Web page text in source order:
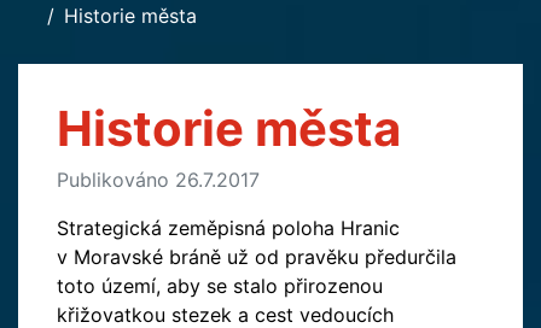
Historie města
Historie města
Publikováno 26.7.2017
Strategická zeměpisná poloha Hranic
v Moravské bráně už od pravěku předurčila
toto území, aby se stalo přirozenou
křižovatkou stezek a cest vedoucích